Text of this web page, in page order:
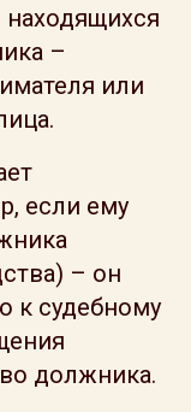
–
или
если ему
– он
к судебному
должника.